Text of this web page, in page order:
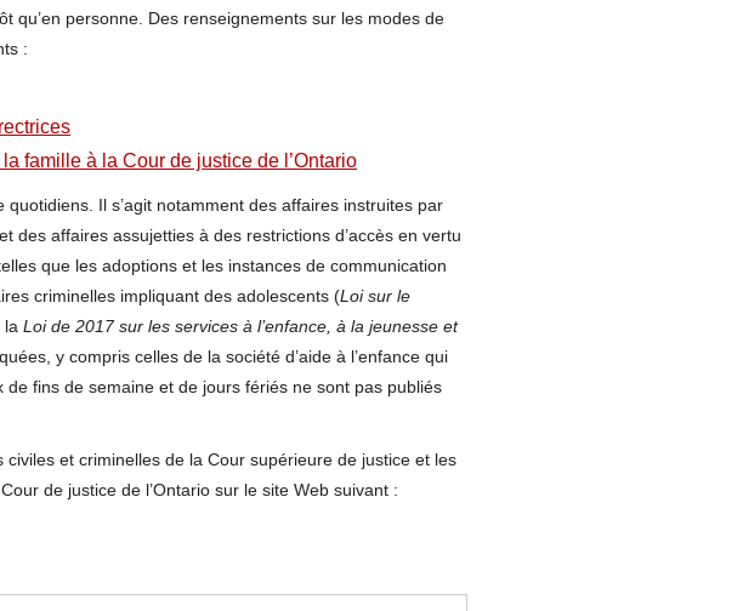
qu’en personne. Des renseignements sur les modes de
:
famille à la Cour de justice de l’Ontario
Il s’agit notamment des affaires instruites par
des affaires assujetties à des restrictions d’accès en vertu
que les adoptions et les instances de communication
criminelles impliquant des adolescents (Loi sur le
la Loi de 2017 sur les services à l’enfance, à la jeunesse et
y compris celles de la société d’aide à l’enfance qui
fins de semaine et de jours fériés ne sont pas publiés
et criminelles de la Cour supérieure de justice et les
de justice de l’Ontario sur le site Web suivant :